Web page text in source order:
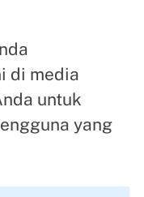
di media
untuk
yang